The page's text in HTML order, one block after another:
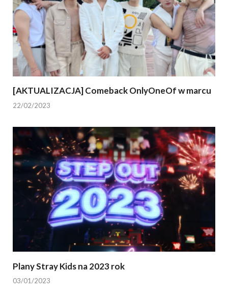
[AKTUALIZACJA] Comeback OnlyOneOf w marcu
22/02/2023
Plany Stray Kids na 2023 rok
03/01/2023